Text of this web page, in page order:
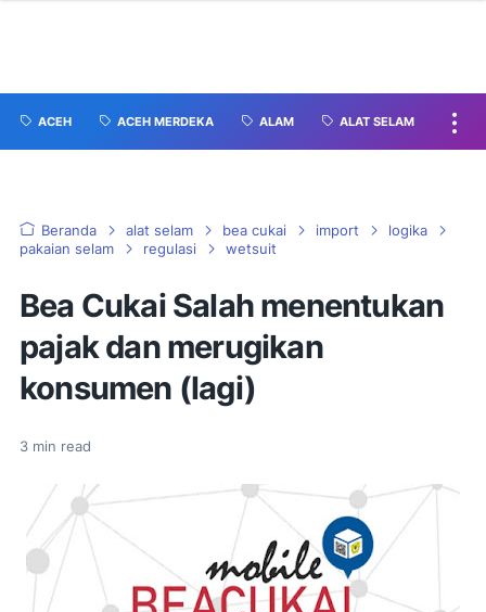
ACEH ACEH MERDEKA ALAM ALAT SELAM
Beranda alat selam bea cukai import
logika
pakaian selam
regulasi wetsuit
Bea Cukai Salah menentukan
pajak dan merugikan
konsumen (lagi)
3 min read